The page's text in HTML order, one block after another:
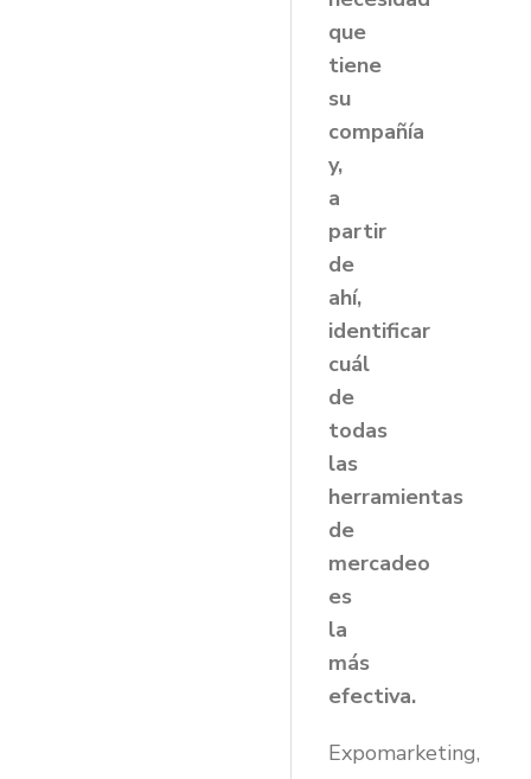
que
tiene
su
compañía
y,
a
partir
de
ahí,
identificar
cuál
de
todas
las
herramientas
de
mercadeo
es
la
más
efectiva.
Expomarketing,